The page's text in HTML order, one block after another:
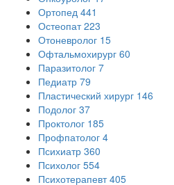
Ортопед 441
Остеопат 223
Отоневролог 15
Офтальмохирург 60
Паразитолог 7
Педиатр 79
Пластический хирург 146
Подолог 37
Проктолог 185
Профпатолог 4
Психиатр 360
Психолог 554
Психотерапевт 405